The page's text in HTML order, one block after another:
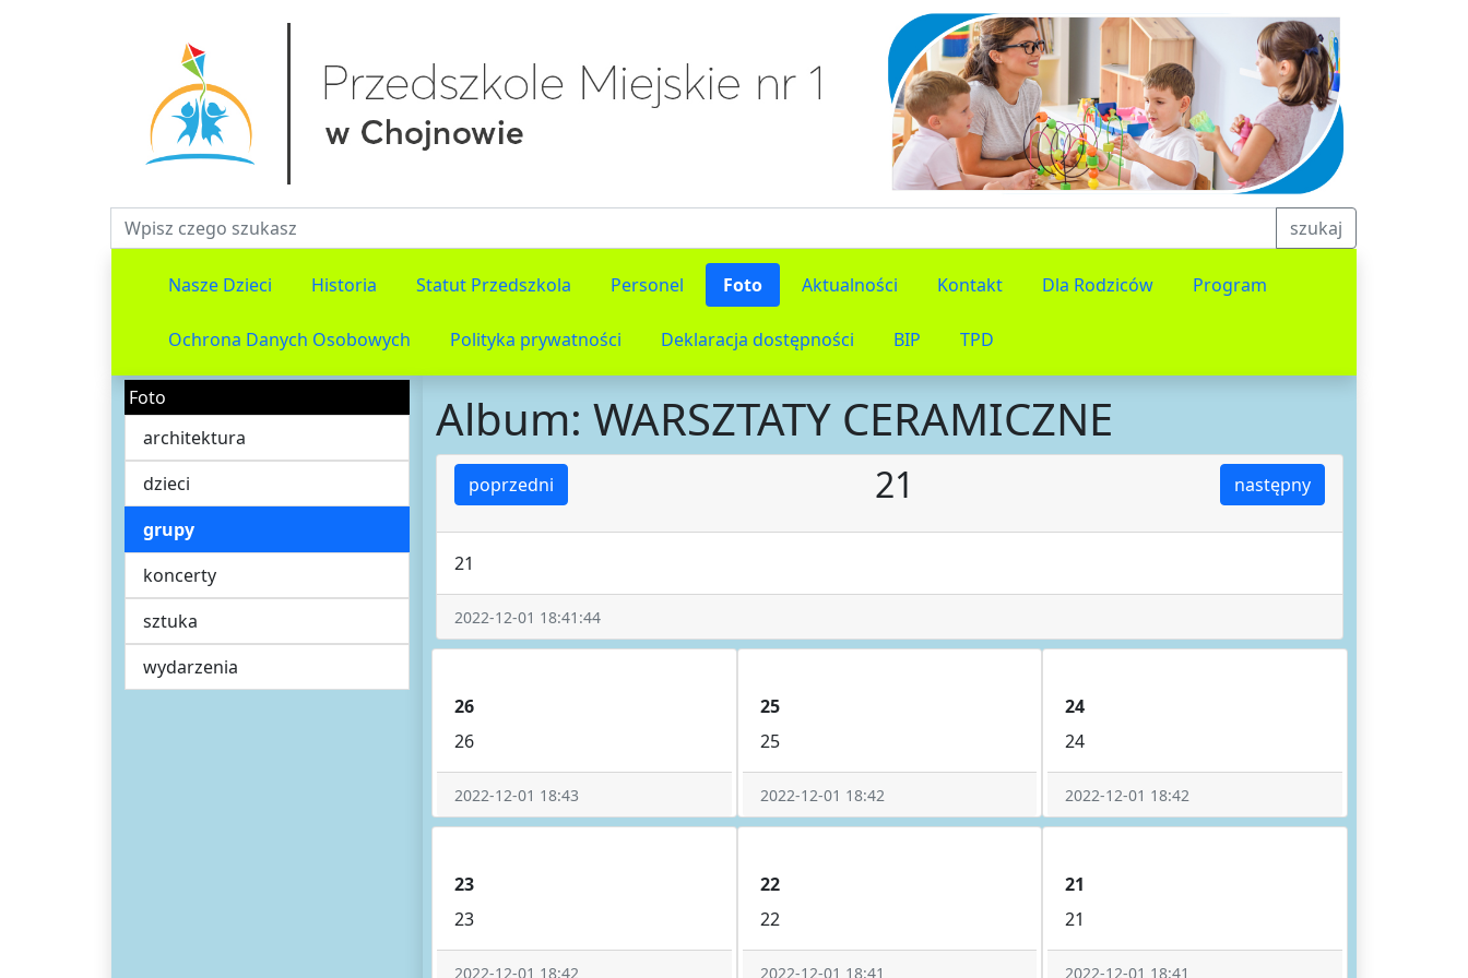
Fraza do wyszukiwania szukaj
Nasze Dzieci Historia Statut Przedszkola Personel Foto Aktualności Kontakt Dla Rodziców Program
Ochrona Danych Osobowych Polityka prywatności Deklaracja dostępności BIP TPD
Foto
architektura
dzieci
grupy
koncerty
sztuka
wydarzenia
Album: WARSZTATY CERAMICZNE
poprzedni następny
21
21
2022-12-01 18:41:44
26
26
2022-12-01 18:43
25
25
2022-12-01 18:42
24
24
2022-12-01 18:42
23
23
2022-12-01 18:42
22
22
2022-12-01 18:41
21
21
2022-12-01 18:41